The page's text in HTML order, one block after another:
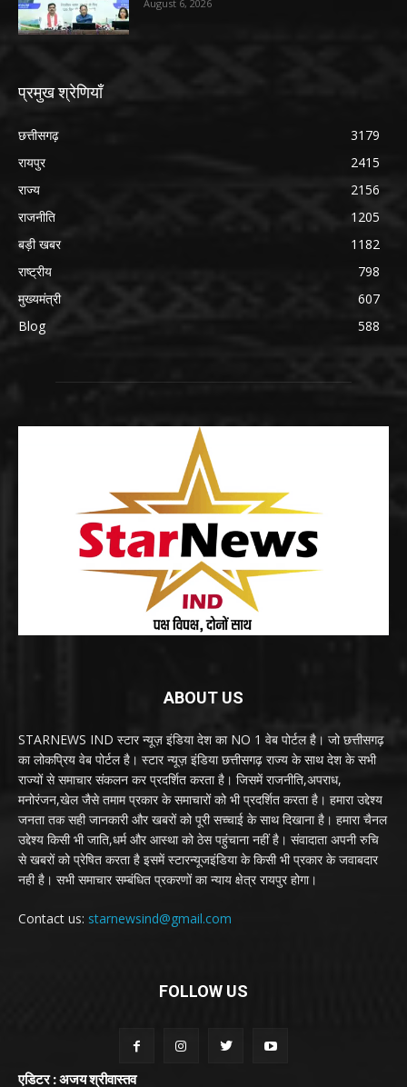
August 6, 2026
प्रमुख श्रेणियाँ
छत्तीसगढ़
3179
रायपुर
2415
राज्य
2156
राजनीति
1205
बड़ी खबर
1182
राष्ट्रीय
798
मुख्यमंत्री
607
Blog
588
ABOUT US
STARNEWS IND स्टार न्यूज़ इंडिया देश का NO 1 वेब पोर्टल है। जो छत्तीसगढ़
का लोकप्रिय वेब पोर्टल है। स्टार न्यूज़ इंडिया छत्तीसगढ़ राज्य के साथ देश के सभी
राज्यों से समाचार संकलन कर प्रदर्शित करता है। जिसमें राजनीति,अपराध,
मनोरंजन,खेल जैसे तमाम प्रकार के समाचारों को भी प्रदर्शित करता है। हमारा उद्देश्य
जनता तक सही जानकारी और खबरों को पूरी सच्चाई के साथ दिखाना है। हमारा चैनल
उद्देश्य किसी भी जाति,धर्म और आस्था को ठेस पहुंचाना नहीं है। संवादाता अपनी रुचि
से खबरों को प्रेषित करता है इसमें स्टारन्यूजइंडिया के किसी भी प्रकार के जवाबदार
नही है। सभी समाचार सम्बंधित प्रकरणों का न्याय क्षेत्र रायपुर होगा।
Contact us: starnewsind@gmail.com
FOLLOW US
एडिटर : अजय श्रीवास्तव